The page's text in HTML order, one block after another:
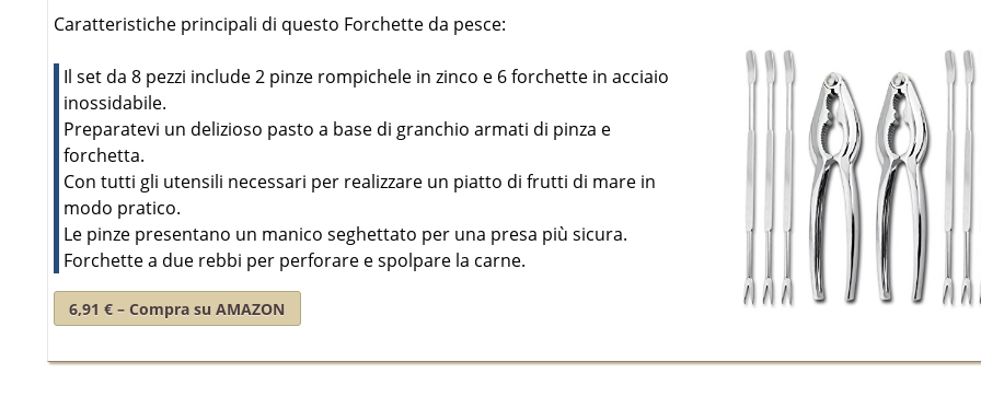
Caratteristiche principali di questo Forchette da pesce:
Il set da 8 pezzi include 2 pinze rompichele in zinco e 6 forchette in acciaio
inossidabile.
Preparatevi un delizioso pasto a base di granchio armati di pinza e
forchetta.
Con tutti gli utensili necessari per realizzare un piatto di frutti di mare in
modo pratico.
Le pinze presentano un manico seghettato per una presa più sicura.
Forchette a due rebbi per perforare e spolpare la carne.
6,91 € – Compra su AMAZON